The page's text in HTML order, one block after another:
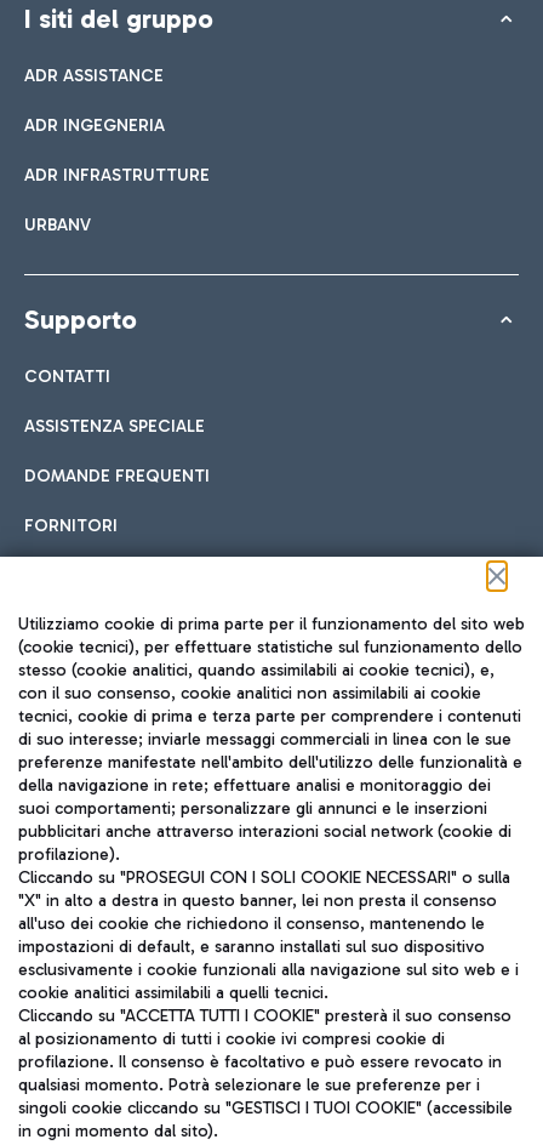
I siti del gruppo
ADR ASSISTANCE
ADR INGEGNERIA
ADR INFRASTRUTTURE
URBANV
Supporto
CONTATTI
ASSISTENZA SPECIALE
DOMANDE FREQUENTI
FORNITORI
Seguici sui social
TRAVEL JOURNAL
ITA
Aeroporti di Roma S.p.A. - Società soggetta a direzione e
coordinamento di Mundys S.p.A.
Codice fiscale e Registro delle Imprese di Roma 13032990155 P.
IVA 06572251004
Capitale sociale 62.224.743,00 int. vers.
Sede legale: Via Pier Paolo Racchetti 1 - 00054 Fiumicino (RM)
Utilizziamo cookie di prima parte per il funzionamento del sito web
(cookie tecnici), per effettuare statistiche sul funzionamento dello
stesso (cookie analitici, quando assimilabili ai cookie tecnici), e,
con il suo consenso, cookie analitici non assimilabili ai cookie
tecnici, cookie di prima e terza parte per comprendere i contenuti
di suo interesse; inviarle messaggi commerciali in linea con le sue
preferenze manifestate nell'ambito dell'utilizzo delle funzionalità e
della navigazione in rete; effettuare analisi e monitoraggio dei
suoi comportamenti; personalizzare gli annunci e le inserzioni
pubblicitari anche attraverso interazioni social network (cookie di
profilazione).
Cliccando su "PROSEGUI CON I SOLI COOKIE NECESSARI" o sulla
"X" in alto a destra in questo banner, lei non presta il consenso
all'uso dei cookie che richiedono il consenso, mantenendo le
impostazioni di default, e saranno installati sul suo dispositivo
esclusivamente i cookie funzionali alla navigazione sul sito web e i
cookie analitici assimilabili a quelli tecnici.
Cliccando su "ACCETTA TUTTI I COOKIE" presterà il suo consenso
al posizionamento di tutti i cookie ivi compresi cookie di
profilazione. Il consenso è facoltativo e può essere revocato in
qualsiasi momento. Potrà selezionare le sue preferenze per i
singoli cookie cliccando su "GESTISCI I TUOI COOKIE" (accessibile
in ogni momento dal sito).